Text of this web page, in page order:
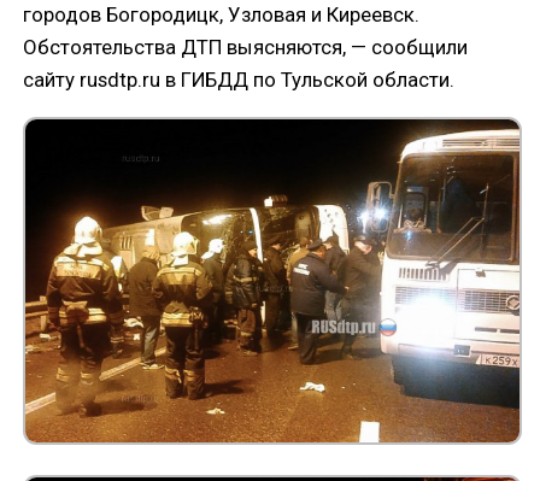
городов Богородицк, Узловая и Киреевск.
Обстоятельства ДТП выясняются, — сообщили
сайту rusdtp.ru в ГИБДД по Тульской области.